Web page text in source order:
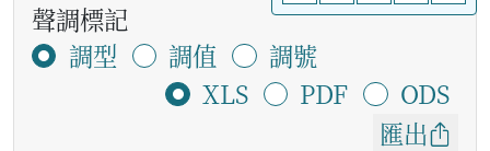
聲調標記
調型
調值
調號
XLS
PDF
ODS
匯出